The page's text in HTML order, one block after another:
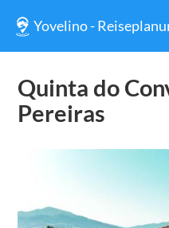
Yovelino -
Quinta do
Pereiras